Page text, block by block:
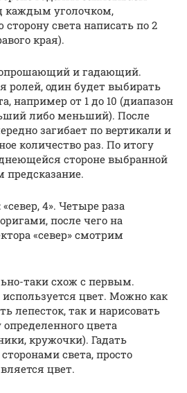
каждым уголочком,
света написать по 2
края).
и гадающий.
ролей, один будет выбирать
например от 1 до 10 (диапазон
либо меньший). После
загибает по вертикали и
количество раз. По итогу
стороне выбранной
предсказание.
4». Четыре раза
после чего на
«север» смотрим
таки схож с первым.
используется цвет. Можно как
лепесток, так и нарисовать
цвета
кружочки). Гадать
света, просто
цвет.